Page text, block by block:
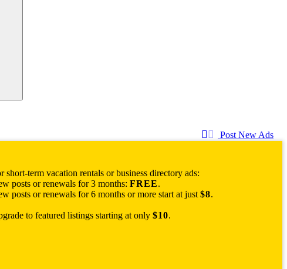
Post New Ads
short-term vacation rentals or business directory ads:
posts or renewals for 3 months:FREE.
posts or renewals for 6 months or more start at just$8.
to featured listings starting at only$10.